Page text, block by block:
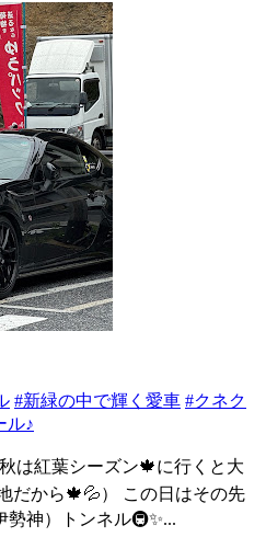
#新緑の中で輝く愛車 #クネク
ル♪
は紅葉シーズン🍁に行くと大
だから🍁💦） この日はその先
勢神）トンネル🚇✨...